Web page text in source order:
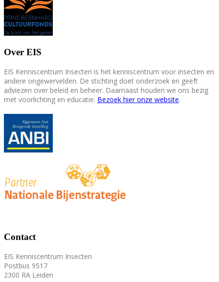
Over EIS
EIS Kenniscentrum Insecten is het kenniscentrum voor insecten en
andere ongewervelden. De stichting doet onderzoek en geeft
adviezen over beleid en beheer. Daarnaast houden we ons bezig
met voorlichting en educatie. Bezoek hier onze website.
Contact
EIS Kenniscentrum Insecten
Postbus 9517
2300 RA Leiden